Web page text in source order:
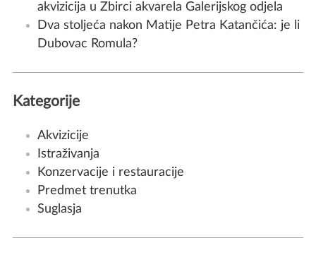
akvizicija u Zbirci akvarela Galerijskog odjela
Dva stoljeća nakon Matije Petra Katančića: je li
Dubovac Romula?
Kategorije
Akvizicije
Istraživanja
Konzervacije i restauracije
Predmet trenutka
Suglasja